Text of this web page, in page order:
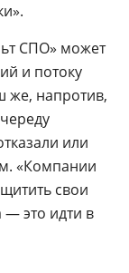
СПО» может
и потоку
же, напротив,
или
«Компании
свои
— это идти в